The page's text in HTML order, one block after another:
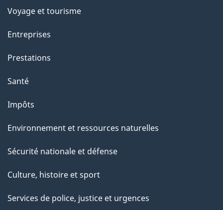
Voyage et tourisme
Entreprises
Prestations
Santé
Impôts
Environnement et ressources naturelles
Sécurité nationale et défense
Culture, histoire et sport
Services de police, justice et urgences